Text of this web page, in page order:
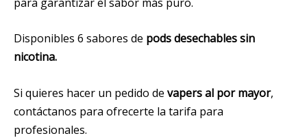
Disponibles 6 sabores de pods desechables sin
nicotina.
Si quieres hacer un pedido de vapers al por mayor,
contáctanos para ofrecerte la tarifa para
profesionales.